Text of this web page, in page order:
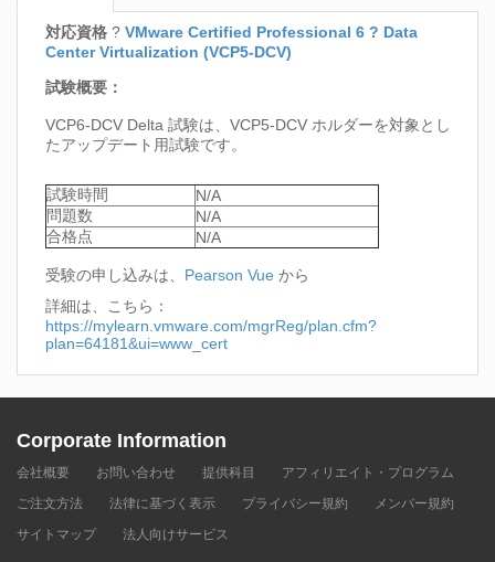
対応資格 ? VMware Certified Professional 6 ? Data
Center Virtualization (VCP5-DCV)
試験概要：
VCP6-DCV Delta 試験は、VCP5-DCV ホルダーを対象とし
たアップデート用試験です。
試験時間
N/A
問題数
N/A
合格点
N/A
受験の申し込みは、 Pearson Vue から
詳細は、こちら：
https://mylearn.vmware.com/mgrReg/plan.cfm?
plan=64181&ui=www_cert
Corporate Information
会社概要 お問い合わせ 提供科目
アフィリエイト・プログラム
ご注文方法
法律に基づく表示 プライバシー規約
メンバー規約
サイトマップ
法人向けサービス